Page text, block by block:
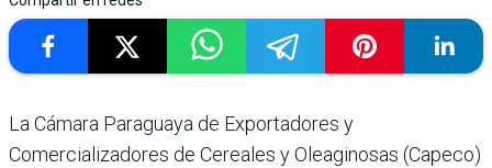
La Cámara Paraguaya de Exportadores y
Comercializadores de Cereales y Oleaginosas (Capeco)